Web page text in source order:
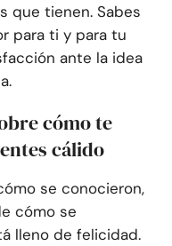
que tienen. Sabes
para ti y para tu
ante la idea
cómo te
cálido
se conocieron,
cómo se
lleno de felicidad.